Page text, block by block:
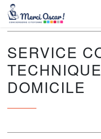
SERVICE
DOMICILE